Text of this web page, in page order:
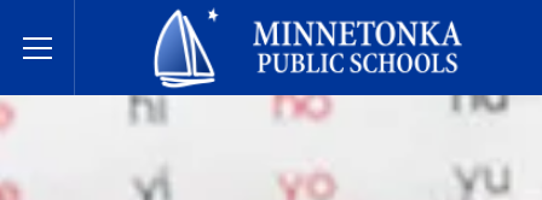
Toggle Menu
미네토카 공립학교